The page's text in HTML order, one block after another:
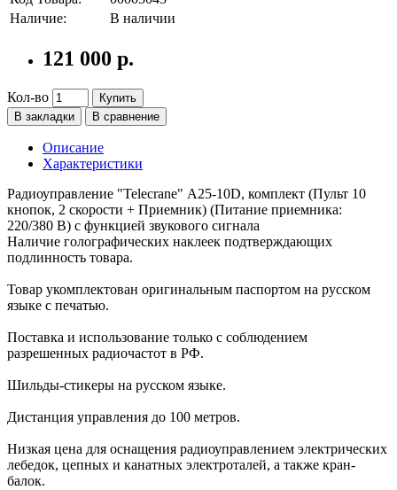
Наличие:
В наличии
121 000 р.
Кол-во
Купить
В закладки
В сравнение
Описание
Характеристики
Радиоуправление "Telecrane" А25-10D, комплект (Пульт 10
кнопок, 2 скорости + Приемник) (Питание приемника:
220/380 В) с функцией звукового сигнала
Наличие голографических наклеек подтверждающих
подлинность товара.
Товар укомплектован оригинальным паспортом на русском
языке с печатью.
Поставка и использование только с соблюдением
разрешенных радиочастот в РФ.
Шильды-стикеры на русском языке.
Дистанция управления до 100 метров.
Низкая цена для оснащения радиоуправлением электрических
лебедок, цепных и канатных электроталей, а также кран-
балок.